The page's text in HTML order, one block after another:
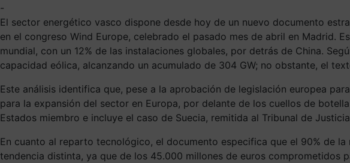
-
El sector energético vasco dispone desde hoy de un nuevo documento
en el congreso Wind Europe, celebrado el pasado mes de abril en Madrid.
mundial, con un 12% de las instalaciones globales, por detrás de China.
capacidad eólica, alcanzando un acumulado de 304 GW; no obstante, el
Este análisis identifica que, pese a la aprobación de legislación europea
para la expansión del sector en Europa, por delante de los cuellos de
Estados miembro e incluye el caso de Suecia, remitida al Tribunal de
En cuanto al reparto tecnológico, el documento especifica que el 90% de
tendencia distinta, ya que de los 45.000 millones de euros